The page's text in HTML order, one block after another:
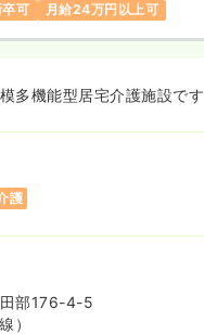
可 月給24万円以上可
多機能型居宅介護施設です
護
部176-4-5
）